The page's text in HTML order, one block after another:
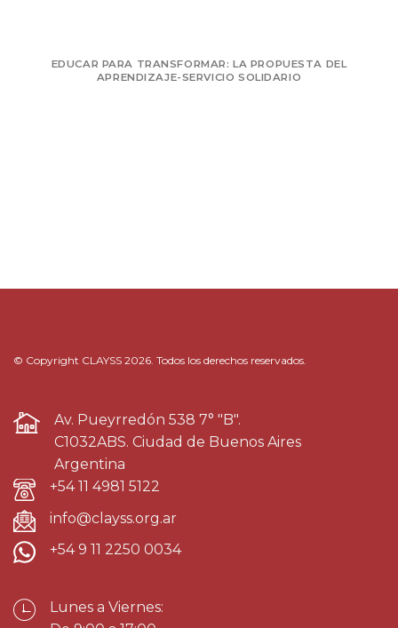
EDUCAR PARA TRANSFORMAR: LA PROPUESTA DEL
APRENDIZAJE-SERVICIO SOLIDARIO
© Copyright CLAYSS 2026. Todos los derechos reservados.
Av. Pueyrredón 538 7° "B".
C1032ABS. Ciudad de Buenos Aires
Argentina
+54 11 4981 5122
info@clayss.org.ar
+54 9 11 2250 0034
Lunes a Viernes: